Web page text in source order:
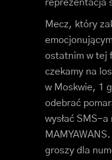
reprezentacja
Mecz, który
ostatnim w tej
czekamy na
w Moskwie, 1
odebrać
wysłać SMS-
groszy dla